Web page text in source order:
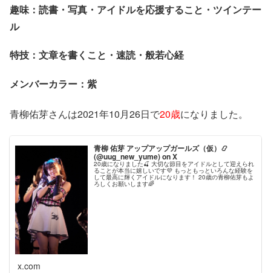
趣味：読書・写真・アイドルを応援すること・ツインテー
ル
特技：文章を書くこと・速読・般若心経
メンバーカラー：紫
青柳佑芽さんは2021年10月26日で20歳になりました。
青柳 佑芽 アップアップガールズ（仮）📿
(@uug_new_yume) on X
20歳になりました🍒 大切な節目をアイドルとして迎えられ
ることが本当に嬉しいです💜 もっともっといろんな経験を
して最高に輝くアイドルになります！ 20歳の青柳佑芽もよ
ろしくお願いします🌈
x.com